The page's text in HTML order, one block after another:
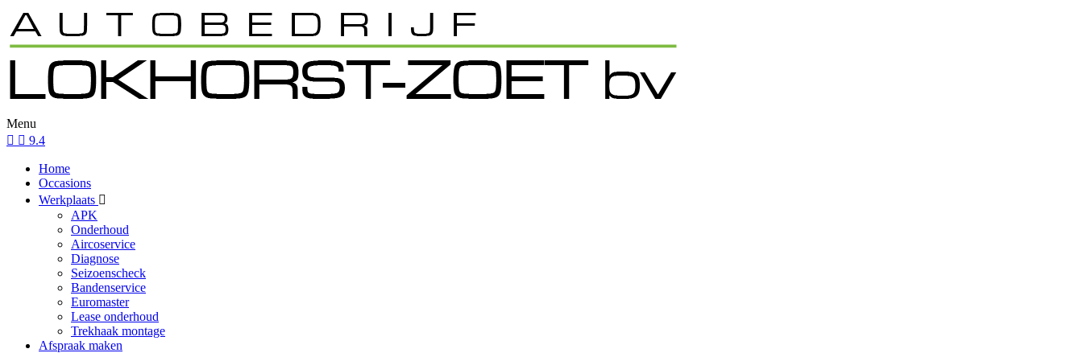
Menu
9.4
Home
Occasions
Werkplaats
APK
Onderhoud
Aircoservice
Diagnose
Seizoenscheck
Bandenservice
Euromaster
Lease onderhoud
Trekhaak montage
Afspraak maken